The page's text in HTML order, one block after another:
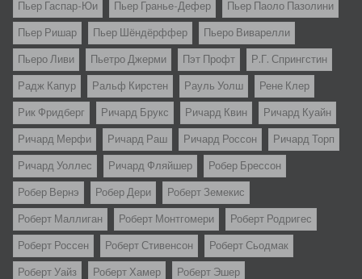
Пьер Гаспар-Юи Пьер Гранье-Дефер Пьер Паоло Пазолини
Пьер Ришар Пьер Шёндёрффер Пьеро Виварелли
Пьеро Ливи Пьетро Джерми Пэт Профт Р.Г. Спрингстин
Радж Капур Ральф Кирстен Рауль Уолш Рене Клер
Рик Фридберг Ричард Брукс Ричард Квин Ричард Куайн
Ричард Мерфи Ричард Раш Ричард Россон Ричард Торп
Ричард Уоллес Ричард Фляйшер Робер Брессон
Робер Вернэ Робер Дери Роберт Земекис
Роберт Маллиган Роберт Монтгомери Роберт Родригес
Роберт Россен Роберт Стивенсон Роберт Сьодмак
Роберт Уайз Роберт Хамер Роберт Эшер